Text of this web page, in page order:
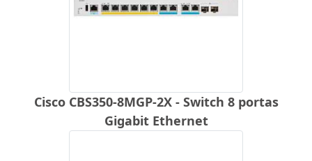
Cisco CBS350-8MGP-2X - Switch 8 portas
Gigabit Ethernet